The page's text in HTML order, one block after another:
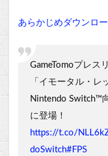
あらかじめダウンロ
GameTomoプレス
「イモータル・レ
Nintendo Switch™
に登場！
https://t.co/
doSwitch#FPS